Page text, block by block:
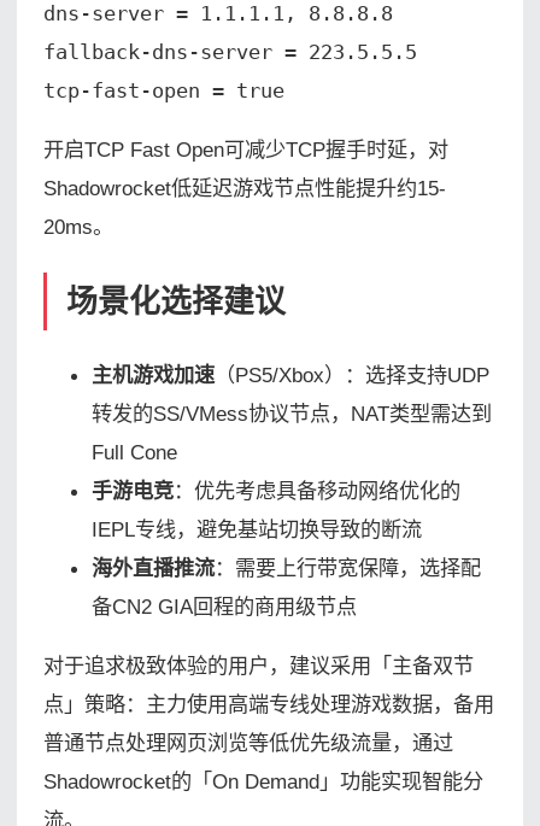
dns-server = 1.1.1.1, 8.8.8.8
fallback-dns-server = 223.5.5.5
tcp-fast-open = true
开启TCP Fast Open可减少TCP握手时延，对
Shadowrocket低延迟游戏节点性能提升约15-
20ms。
场景化选择建议
主机游戏加速（PS5/Xbox）：选择支持UDP
转发的SS/VMess协议节点，NAT类型需达到
Full Cone
手游电竞：优先考虑具备移动网络优化的
IEPL专线，避免基站切换导致的断流
海外直播推流：需要上行带宽保障，选择配
备CN2 GIA回程的商用级节点
对于追求极致体验的用户，建议采用「主备双节
点」策略：主力使用高端专线处理游戏数据，备用
普通节点处理网页浏览等低优先级流量，通过
Shadowrocket的「On Demand」功能实现智能分
流。